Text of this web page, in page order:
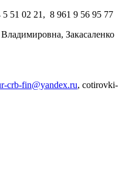
51 02 21, 8 961 9 56 95 77
Закасаленко
crb-fin@yandex.ru, cotirovki-